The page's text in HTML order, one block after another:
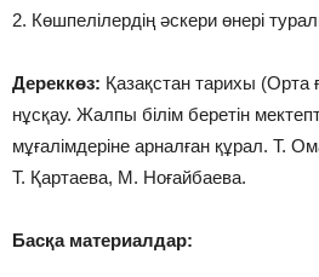
2. Көшпелілердің әскери өнері
Дереккөз: Қазақстан тарихы (Орта
нұсқау. Жалпы білім беретін
мұғалімдеріне арналған құрал. Т.
Т. Қартаева, М. Ноғайбаева.
Басқа материалдар: